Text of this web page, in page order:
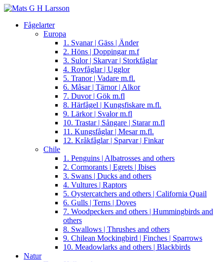
Fågelarter
Europa
1. Svanar | Gäss | Änder
2. Höns | Doppingar m.f
3. Sulor | Skarvar | Storkfåglar
4. Rovfåglar | Ugglor
5. Tranor | Vadare m.fl.
6. Måsar | Tärnor | Alkor
7. Duvor | Gök m.fl
8. Härfågel | Kungsfiskare m.fl.
9. Lärkor | Svalor m.fl
10. Trastar | Sångare | Starar m.fl
11. Kungsfåglar | Mesar m.fl.
12. Kråkfåglar | Sparvar | Finkar
Chile
1. Penguins | Albatrosses and others
2. Cormorants | Egrets | Ibises
3. Swans | Ducks and others
4. Vultures | Raptors
5. Oystercatchers and others | California Quail
6. Gulls | Terns | Doves
7. Woodpeckers and others | Hummingbirds and
others
8. Swallows | Thrushes and others
9. Chilean Mockingbird | Finches | Sparrows
10. Meadowlarks and others | Blackbirds
Natur